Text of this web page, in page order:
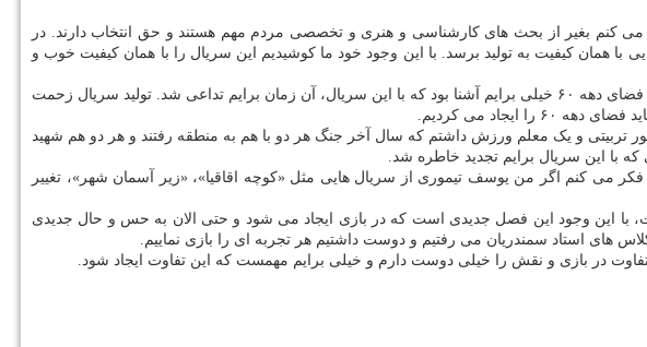
می کنم بغیر از بحث های کارشناسی و هنری و تخصصی مردم مهم هستند و حق انتخاب دارند. در
کیفیت به تولید برسد. با این وجود خود ما کوشیدیم این سریال را با همان کیفیت خوب و
تیموری درباره نوستالژی دهه شصتی این سریال هم اظهار داشت: سال ۶۸ که جنگ به اتمام رسید سوم یا چهارم دبستان بودم و فضای دهه ۶۰ خیلی برایم آشنا بود که با این سریال، آن زمان برایم تداعی شد. تولید سریال زحمت
می کردیم.
بود، یک معلم امور تربیتی و یک معلم ورزش داشتم که سال آخر جنگ هر دو با هم به منطقه رفتند و هر دو هم شهید
با این سریال برایم تجدید خاطره شد.
می کنم اگر من یوسف تیموری از سریال هایی مثل «کوچه اقاقیا»، «زیر آسمان شهر»، تغییر
با این وجود این فصل جدیدی است که در بازی ایجاد می شود و حتی الان به حس و حال جدیدی
استاد سمندریان می رفتیم و دوست داشتیم هر تجربه ای را بازی نماییم.
در بازی و نقش را خیلی دوست دارم و خیلی برایم مهمست که این تفاوت ایجاد شود.